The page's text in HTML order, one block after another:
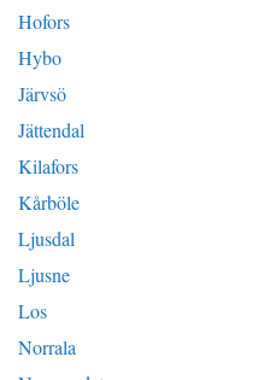
Hofors
Hybo
Järvsö
Jättendal
Kilafors
Kårböle
Ljusdal
Ljusne
Los
Norrala